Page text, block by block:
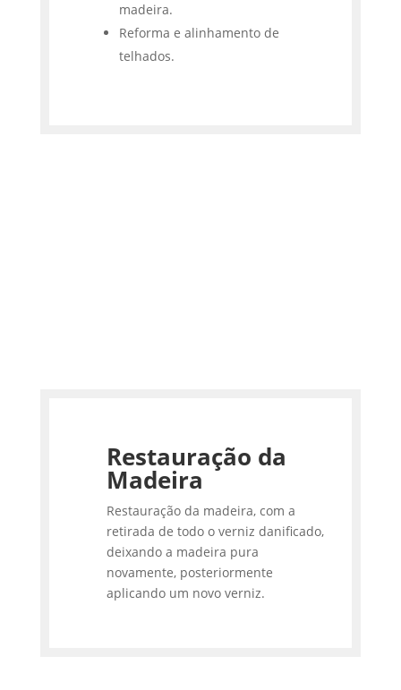
madeira.
Reforma e alinhamento de
telhados.
Restauração da
Madeira
Restauração da madeira, com a
retirada de todo o verniz danificado,
deixando a madeira pura
novamente, posteriormente
aplicando um novo verniz.